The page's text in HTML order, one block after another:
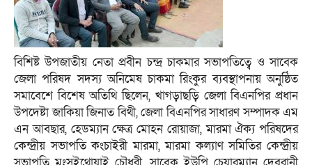
বিশিষ্ট উপজাতীয় নেতা প্রবীন চন্দ্র চাকমার সভাপতিত্বে ও সাবেক
জেলা পরিষদ সদস্য অনিমেষ চাকমা রিংকুর ব্যবস্থাপনায় অনুষ্ঠিত
সমাবেশে বিশেষ অতিথি ছিলেন, খাগড়াছড়ি জেলা বিএনপির প্রধান
উপদেষ্টা জাকিয়া জিনাত বিথী, জেলা বিএনপির সাধারণ সম্পাদক এম
এন আবছার, হেডম্যান ক্ষেত্র মোহন রোয়াজা, মারমা ঐক্য পরিষদের
কেন্দ্রীয় সভাপতি কংচাইরী মারমা, মারমা কল্যাণ সমিতির কেন্দ্রীয়